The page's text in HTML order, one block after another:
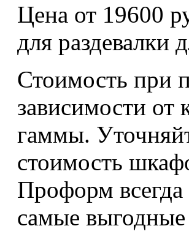
Цена от 19600
для раздевалки
Стоимость при
зависимости от
гаммы.
стоимость
Проформ всегда
самые